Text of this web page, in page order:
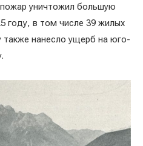
уничтожил большую
году, в том числе 39 жилых
нанесло ущерб на юго-